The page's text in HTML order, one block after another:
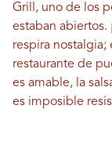
Grill, uno de los
estaban abiertos.
respira
restaurante de
es amable, la
es imposible